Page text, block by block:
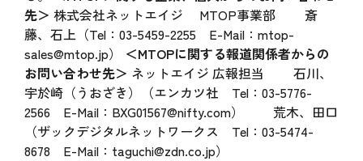
先＞ 株式会社ネットエイジ MTOP事業部 斎
藤、石上（Tel：03-5459-2255 E-Mail： mtop-
sales@mtop.jp） ＜MTOPに関する報道関係者からの
お問い合わせ先＞ ネットエイジ 広報担当 石川、
宇於崎（うおざき）（エンカツ社 Tel：03-5776-
2566 E-Mail： BXG01567@nifty.com） 荒木、田口
（ザックデジタルネットワークス Tel：03-5474-
8678 E-Mail： taguchi@zdn.co.jp）